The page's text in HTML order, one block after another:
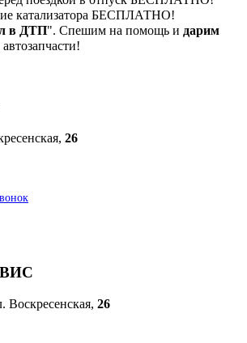
катализатора БЕСПЛАТНО!
в ДТП". Спешим на помощь и дарим
26
Воскресенская, 26